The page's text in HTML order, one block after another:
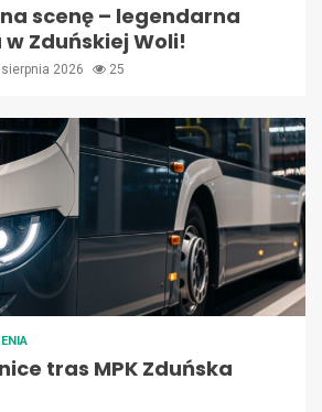
scenę – legendarna
Zduńskiej Woli!
2026 25
tras MPK Zduńska